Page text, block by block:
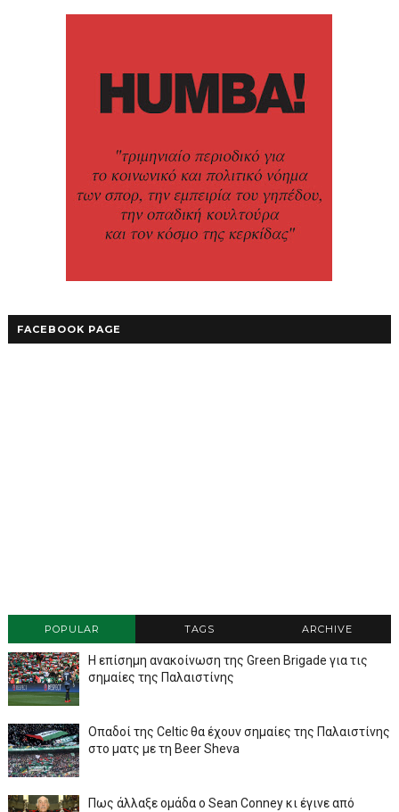
FACEBOOK PAGE
POPULAR TAGS ARCHIVE
Η επίσημη ανακοίνωση της Green Brigade για τις
σημαίες της Παλαιστίνης
Οπαδοί της Celtic θα έχουν σημαίες της Παλαιστίνης
στο ματς με τη Beer Sheva
Πως άλλαξε ομάδα ο Sean Conney κι έγινε από